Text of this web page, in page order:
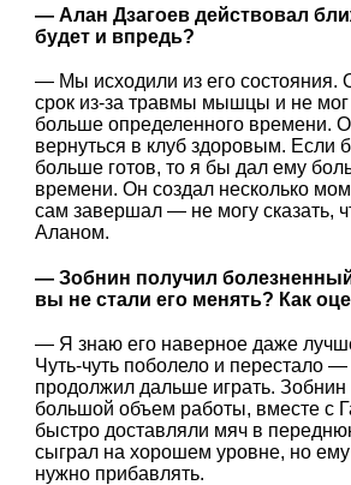
— Алан Дзагоев действовал
будет и впредь?
— Мы исходили из его состояния.
срок из-за травмы мышцы и не мог
больше определенного времени.
вернуться в клуб здоровым. Если
больше готов, то я бы дал ему
времени. Он создал несколько
сам завершал — не могу сказать,
Аланом.
— Зобнин получил
вы не стали его менять? Как
— Я знаю его наверное даже
Чуть-чуть поболело и перестало
продолжил дальше играть.
большой объем работы, вместе с
быстро доставляли мяч в
сыграл на хорошем уровне, но
нужно прибавлять.